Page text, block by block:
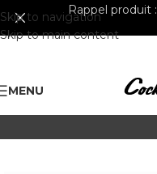
Skip to navigation
Skip to main content
Rappel produit :
MENU